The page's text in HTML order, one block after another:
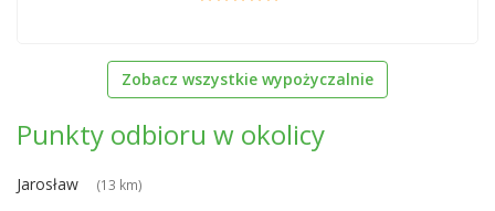
Zobacz wszystkie wypożyczalnie
Punkty odbioru w okolicy
Jarosław (13 km)